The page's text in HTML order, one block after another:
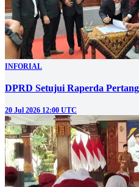
INFORIAL
DPRD Setujui Raperda
20 Jul 2026 12:00 UTC